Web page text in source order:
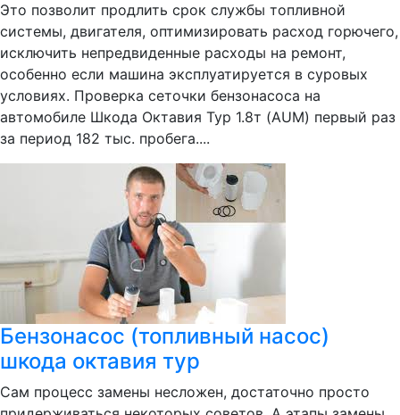
Это позволит продлить срок службы топливной
системы, двигателя, оптимизировать расход горючего,
исключить непредвиденные расходы на ремонт,
особенно если машина эксплуатируется в суровых
условиях. Проверка сеточки бензонасоса на
автомобиле Шкода Октавия Тур 1.8т (AUM) первый раз
за период 182 тыс. пробега....
Бензонасос (топливный насос)
шкода октавия тур
Сам процесс замены несложен, достаточно просто